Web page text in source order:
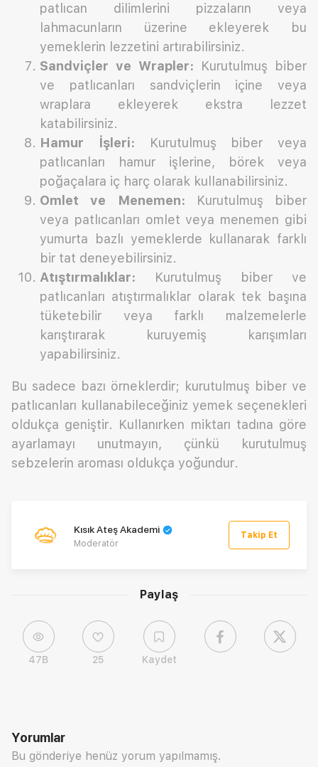
Paylaş
47B 25 Kaydet
patlıcan dilimlerini pizzaların veya
lahmacunların üzerine ekleyerek bu
yemeklerin lezzetini artırabilirsiniz.
Sandviçler ve Wrapler: Kurutulmuş biber
ve patlıcanları sandviçlerin içine veya
wraplara ekleyerek ekstra lezzet
katabilirsiniz.
Hamur İşleri: Kurutulmuş biber veya
patlıcanları hamur işlerine, börek veya
poğaçalara iç harç olarak kullanabilirsiniz.
Omlet ve Menemen: Kurutulmuş biber
veya patlıcanları omlet veya menemen gibi
yumurta bazlı yemeklerde kullanarak farklı
bir tat deneyebilirsiniz.
Atıştırmalıklar: Kurutulmuş biber ve
patlıcanları atıştırmalıklar olarak tek başına
tüketebilir veya farklı malzemelerle
karıştırarak kuruyemiş karışımları
yapabilirsiniz.
Bu sadece bazı örneklerdir; kurutulmuş biber ve
patlıcanları kullanabileceğiniz yemek seçenekleri
oldukça geniştir. Kullanırken miktarı tadına göre
ayarlamayı unutmayın, çünkü kurutulmuş
sebzelerin aroması oldukça yoğundur.
Kısık Ateş Akademi
Moderatör
Takip Et
Yorumlar
Bu gönderiye henüz yorum yapılmamış.